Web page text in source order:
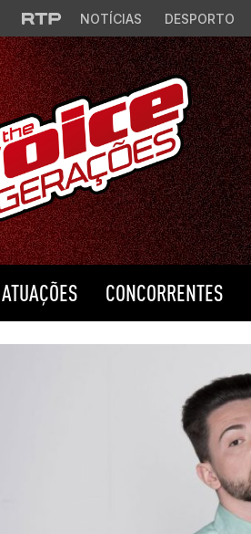
NOTÍCIAS DESPORTO
ATUAÇÕES CONCORRENTES